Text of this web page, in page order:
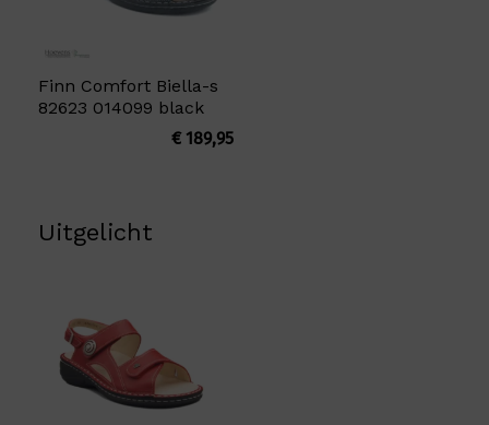
Finn Comfort Biella-s
82623 014099 black
€189,95
Uitgelicht